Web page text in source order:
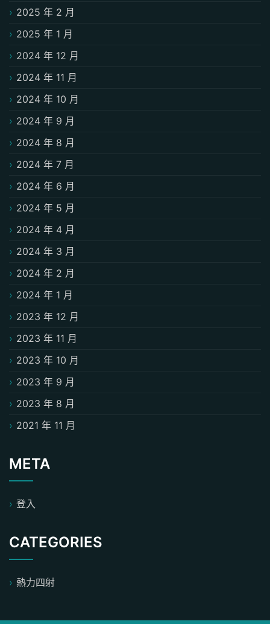
2025 年 2 月
2025 年 1 月
2024 年 12 月
2024 年 11 月
2024 年 10 月
2024 年 9 月
2024 年 8 月
2024 年 7 月
2024 年 6 月
2024 年 5 月
2024 年 4 月
2024 年 3 月
2024 年 2 月
2024 年 1 月
2023 年 12 月
2023 年 11 月
2023 年 10 月
2023 年 9 月
2023 年 8 月
2021 年 11 月
META
登入
CATEGORIES
熱力四射